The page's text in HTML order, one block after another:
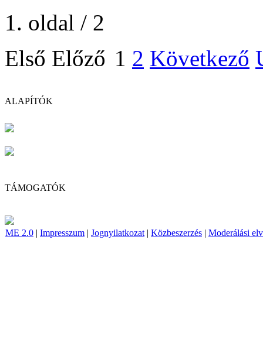
1. oldal / 2
Első Előző 1 2 Következő
ALAPÍTÓK
TÁMOGATÓK
ME 2.0 | Impresszum | Jognyilatkozat | Közbeszerzés | Moderálási